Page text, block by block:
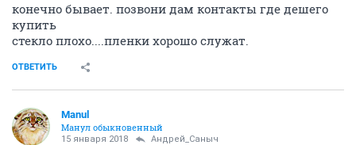
конечно бывает. позвони дам контакты где дешего
купить
стекло плохо....пленки хорошо служат.
ОТВЕТИТЬ
Manul
Манул обыкновенный
15 января 2018 Андрей_Саныч